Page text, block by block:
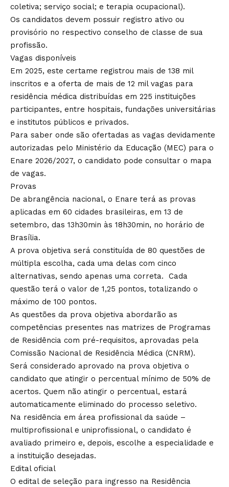
coletiva; serviço social; e terapia ocupacional).
Os candidatos devem possuir registro ativo ou
provisório no respectivo conselho de classe de sua
profissão.
Vagas disponíveis
Em 2025, este certame registrou mais de 138 mil
inscritos e a oferta de mais de 12 mil vagas para
residência médica distribuídas em 225 instituições
participantes, entre hospitais, fundações universitárias
e institutos públicos e privados.
Para saber onde são ofertadas as vagas devidamente
autorizadas pelo Ministério da Educação (MEC) para o
Enare 2026/2027, o candidato pode consultar o mapa
de vagas.
Provas
De abrangência nacional, o Enare terá as provas
aplicadas em 60 cidades brasileiras, em 13 de
setembro, das 13h30min às 18h30min, no horário de
Brasília.
A prova objetiva será constituída de 80 questões de
múltipla escolha, cada uma delas com cinco
alternativas, sendo apenas uma correta. Cada
questão terá o valor de 1,25 pontos, totalizando o
máximo de 100 pontos.
As questões da prova objetiva abordarão as
competências presentes nas matrizes de Programas
de Residência com pré-requisitos, aprovadas pela
Comissão Nacional de Residência Médica (CNRM).
Será considerado aprovado na prova objetiva o
candidato que atingir o percentual mínimo de 50% de
acertos. Quem não atingir o percentual, estará
automaticamente eliminado do processo seletivo.
Na residência em área profissional da saúde –
multiprofissional e uniprofissional, o candidato é
avaliado primeiro e, depois, escolhe a especialidade e
a instituição desejadas.
Edital oficial
O edital de seleção para ingresso na Residência